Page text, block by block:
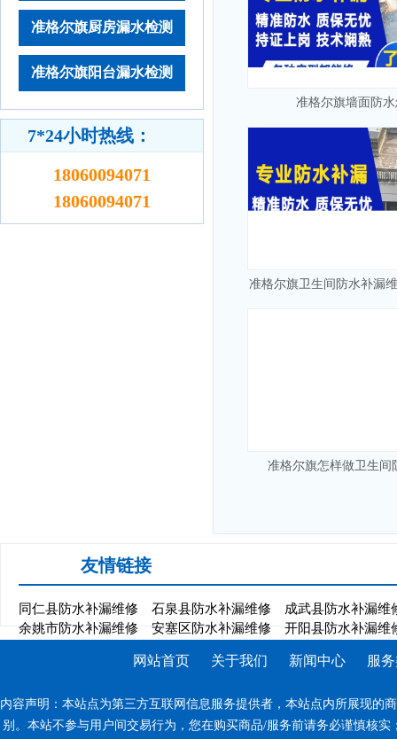
准格尔旗厨房漏水检测
准格尔旗阳台漏水检测
7*24小时热线：
18060094071
18060094071
准格尔旗墙面防水
准格尔旗卫生间防水补漏
准格尔旗怎样做卫生间
友情链接
同仁县防水补漏维修 石泉县防水补漏维修
成武县防水补漏维
余姚市防水补漏维修
安塞区防水补漏维修 开阳县防水补漏维
网站首页 关于我们 新闻中心 服
内容声明：本站点为第三方互联网信息服务提供者，本站点内所展现的
别。本站不参与用户间交易行为，您在购买商品/服务前请务必谨慎核